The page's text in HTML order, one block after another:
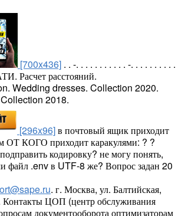
[700x436] . . -. . . . . . . . . . . -. . . . . . . . . .
Расчет расстояний.
Wedding dresses. Collection 2020.
2018.
[296x96]в почтовый ящик приходит
ОТ КОГО приходит каракулями: ? ?
кодировку? не могу понять,
файл .env в UTF-8 же? Вопрос задан 20
. г. Москва, ул. Балтийская,
ЦОП (центр обслуживания
документооборота оптимизаторам